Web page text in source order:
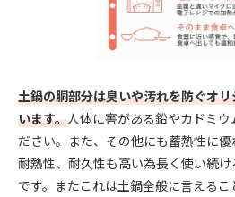
土鍋の胴部分は臭いや汚れを防ぐオ
います。人体に害がある鉛やカドミ
ださい。また、その他にも蓄熱性に優
耐熱性、耐久性も高い為長く使い続
です。またこれは土鍋全般に言える